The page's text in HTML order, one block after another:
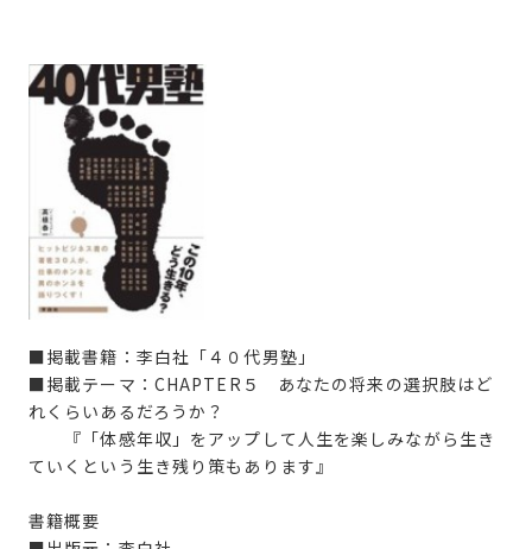
■掲載書籍：李白社「４０代男塾」
■掲載テーマ：CHAPTER５ あなたの将来の選択肢はど
れくらいあるだろうか？
『「体感年収」をアップして人生を楽しみながら生き
ていくという生き残り策もあります』
書籍概要